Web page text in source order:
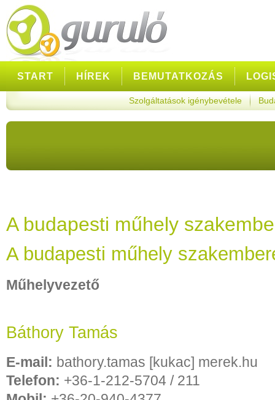
START HÍREK BEMUTATKOZÁS
KAPCSOLAT
Szolgáltatások igénybevétele
A budapesti műhely
A budapesti műhely
Műhelyvezető
Báthory Tamás
E-mail: bathory.tamas [kukac] merek.hu
Telefon: +36-1-212-5704 / 211